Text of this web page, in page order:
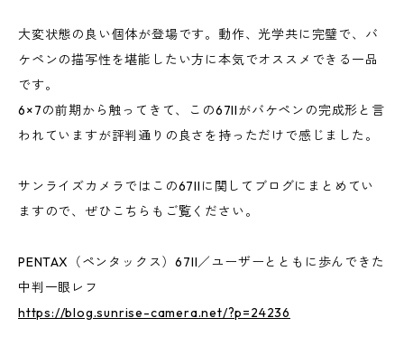
大変状態の良い個体が登場です。動作、光学共に完璧で、バ
ケペンの描写性を堪能したい方に本気でオススメできる一品
です。
6×7の前期から触ってきて、この67IIがバケペンの完成形と言
われていますが評判通りの良さを持っただけで感じました。
サンライズカメラではこの67IIに関してブログにまとめてい
ますので、ぜひこちらもご覧ください。
PENTAX（ペンタックス）67II／ユーザーとともに歩んできた
中判一眼レフ
https://blog.sunrise-camera.net/?p=24236